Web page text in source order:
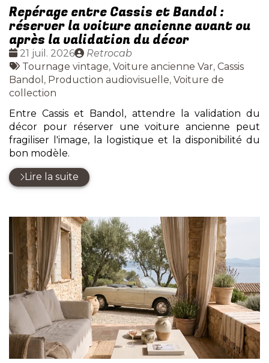
Repérage entre Cassis et Bandol :
réserver la voiture ancienne avant ou
après la validation du décor
Date
:
21 juil. 2026
Publié
par
Retrocab
Tags
:
Tournage vintage, Voiture ancienne Var, Cassis
Bandol , Production audiovisuelle, Voiture de
collection
Entre Cassis et Bandol, attendre la validation du
décor pour réserver une voiture ancienne peut
fragiliser l'image, la logistique et la disponibilité du
bon modèle.
Lire la suite